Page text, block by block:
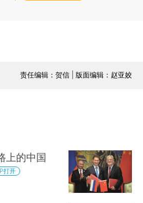
责任编辑：贺信 | 版面编辑：赵亚姣
上的中国
打开